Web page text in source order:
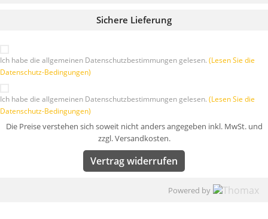
Sichere Lieferung
Ich habe die allgemeinen Datenschutzbestimmungen gelesen. (Lesen Sie die
Datenschutz-Bedingungen)
Ich habe die allgemeinen Datenschutzbestimmungen gelesen. (Lesen Sie die
Datenschutz-Bedingungen)
Die Preise verstehen sich soweit nicht anders angegeben inkl. MwSt. und
zzgl. Versandkosten.
Vertrag widerrufen
Powered by